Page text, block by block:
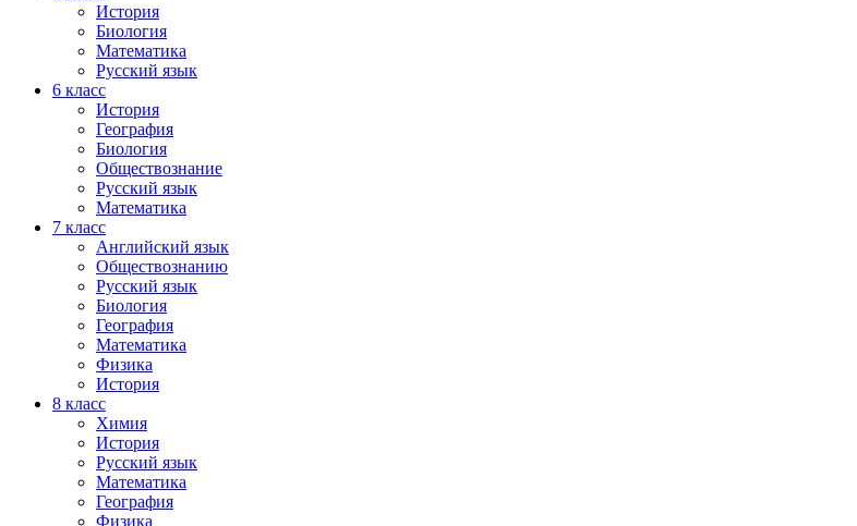
История
Биология
Математика
Русский язык
6 класс
История
География
Биология
Обществознание
Русский язык
Математика
7 класс
Английский язык
Обществознанию
Русский язык
Биология
География
Математика
Физика
История
8 класс
Химия
История
Русский язык
Математика
География
Физика